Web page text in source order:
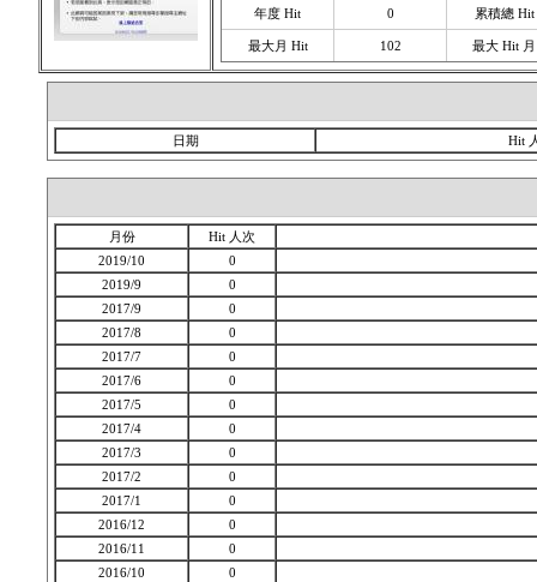
年度 Hit 0 累積總 Hit
最大月 Hit 102 最大 Hit 月
日期 Hit
月份
Hit 人次
2019/10
0
2019/9
0
2017/9
0
2017/8
0
2017/7
0
2017/6
0
2017/5
0
2017/4
0
2017/3
0
2017/2
0
2017/1
0
2016/12
0
2016/11
0
2016/10
0